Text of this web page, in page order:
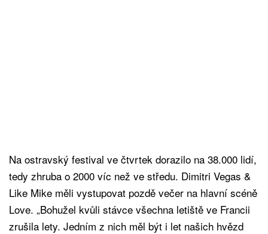
Na ostravský festival ve čtvrtek dorazilo na 38.000 lidí,
tedy zhruba o 2000 víc než ve středu. Dimitri Vegas &
Like Mike měli vystupovat pozdě večer na hlavní scéně
Love. „Bohužel kvůli stávce všechna letiště ve Francii
zrušila lety. Jedním z nich měl být i let našich hvězd